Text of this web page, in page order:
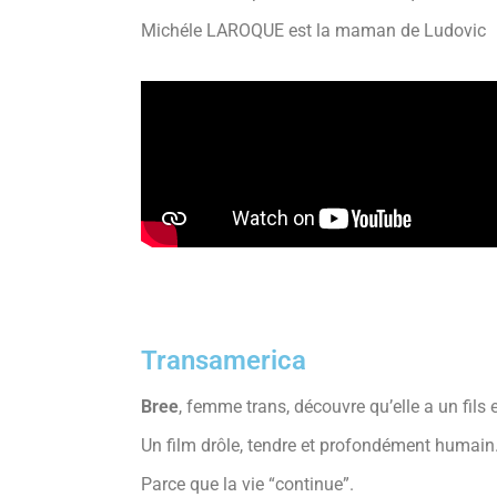
Michéle LAROQUE est la maman de Ludovic
Transamerica
Bree, femme trans, découvre qu’elle a un fils
Un film drôle, tendre et profondément humain.
Parce que la vie “continue”.